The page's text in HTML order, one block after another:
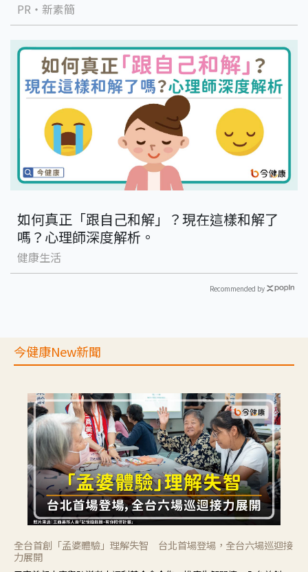
PR・新素簡
如何真正「跟自己和解」？現在這樣和解了
嗎？心理師深度解析。
健康生活
Recommended by
今健康New新聞
全台首創「孟婆體驗」理解失智 台北首場登場，全台六場巡迴接
力展開